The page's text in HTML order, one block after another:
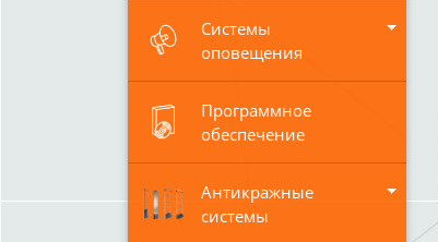
Системы
оповещения
Программное
обеспечение
Антикражные
системы